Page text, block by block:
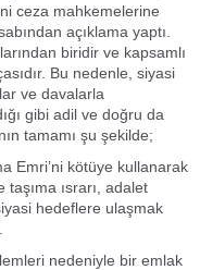
ceza mahkemelerine
açıklama yaptı.
biridir ve kapsamlı
Bu nedenle, siyasi
ve davalarla
gibi adil ve doğru da
tamamı şu şekilde;
Emri’ni kötüye kullanarak
ısrarı, adalet
hedeflere ulaşmak
nedeniyle bir emlak